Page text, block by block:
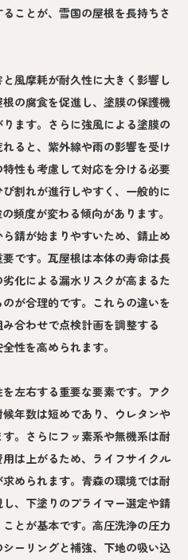
ことが、雪国の屋根を長持ちさ
風摩耗が耐久性に大きく影響し
の腐食を促進し、塗膜の保護機
ます。さらに強風による塗膜の
ると、紫外線や雨の影響を受け
性も考慮して対応を分ける必要
割れが進行しやすく、一般的に
頻度が変わる傾向があります。
錆が始まりやすいため、錆止め
です。瓦屋根は本体の寿命は長
化による漏水リスクが高まるた
が合理的です。これらの違いを
合わせで点検計画を調整する
性を高められます。
左右する重要な要素です。アク
年数は短めであり、ウレタンや
。さらにフッ素系や無機系は耐
は上がるため、ライフサイクル
められます。青森の環境では耐
、下塗りのプライマー選定や錆
とが基本です。高圧洗浄の圧力
ーリングと補強、下地の吸い込